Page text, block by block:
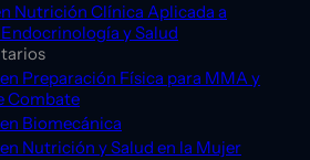
Nutrición Clínica Aplicada a
y Salud
Preparación Física para MMA y
Combate
Biomecánica
Nutrición y Salud en la Mujer